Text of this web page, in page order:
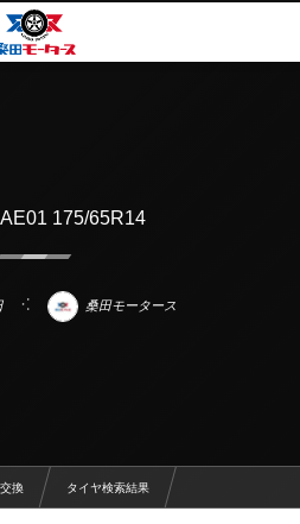
175/65R14
桑田モータース
換 タイヤ検索結果